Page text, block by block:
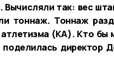
Вычисляли так: вес
тоннаж. Тоннаж
(КА). Кто бы
директор